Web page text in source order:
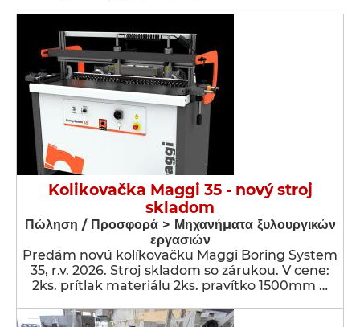
Kolikovačka Maggi 35 - nový stroj
skladom
Πώληση / Προσφορά > Μηχανήματα ξυλουργικών
εργασιών
Predám novú kolíkovačku Maggi Boring System
35, r.v. 2026. Stroj skladom so zárukou. V cene:
2ks. prítlak materiálu 2ks. pravítko 1500mm …